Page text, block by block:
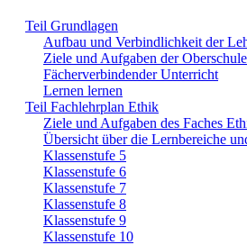
Teil Grundlagen
Aufbau und Verbindlichkeit der
Ziele und Aufgaben der Oberschule
Fächerverbindender Unterricht
Lernen lernen
Teil Fachlehrplan Ethik
Ziele und Aufgaben des Faches
Übersicht über die Lernbereiche
Klassenstufe 5
Klassenstufe 6
Klassenstufe 7
Klassenstufe 8
Klassenstufe 9
Klassenstufe 10